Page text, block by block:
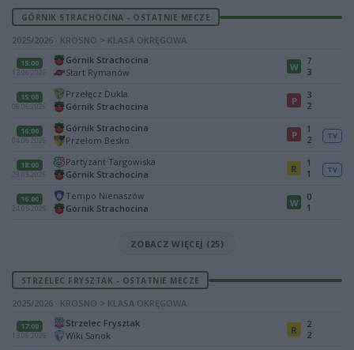
GÓRNIK STRACHOCINA - OSTATNIE MECZE
2025/2026 · KROSNO > KLASA OKRĘGOWA
15:00
13.06.2026
Górnik Strachocina
Start Rymanów
W
7
3
15:00
06.06.2026
Przełęcz Dukla
Górnik Strachocina
P
3
2
16:00
04.06.2026
Górnik Strachocina
Przełom Besko
P
1
2
TV
18:00
29.05.2026
Partyzant Targowiska
Górnik Strachocina
R
1
1
TV
16:00
24.05.2026
Tempo Nienaszów
Górnik Strachocina
W
0
1
ZOBACZ WIĘCEJ (25)
STRZELEC FRYSZTAK - OSTATNIE MECZE
2025/2026 · KROSNO > KLASA OKRĘGOWA
17:00
13.06.2026
Strzelec Frysztak
Wiki Sanok
R
2
2